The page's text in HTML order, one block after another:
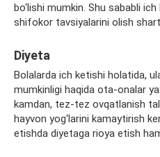
bo‘lishi mumkin. Shu sababli
shifokor tavsiyalarini olish
Diyeta
Bolalarda ich ketishi holatida,
mumkinligi haqida ota-onalar
kamdan, tez-tez ovqatlanish
hayvon yog‘larini kamaytirish
etishda diyetaga rioya etish